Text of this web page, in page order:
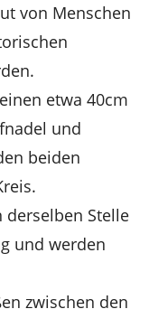
von Menschen
etwa 40cm
und
beiden
derselben Stelle
und werden
zwischen den